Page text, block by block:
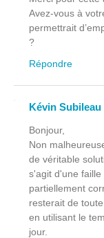
Avez-vous à
permettrait
?
Répondre
Kévin Subileau
Bonjour,
Non
de véritable
s'agit d'une
partiellement
resterait de
en utilisant le
jour.